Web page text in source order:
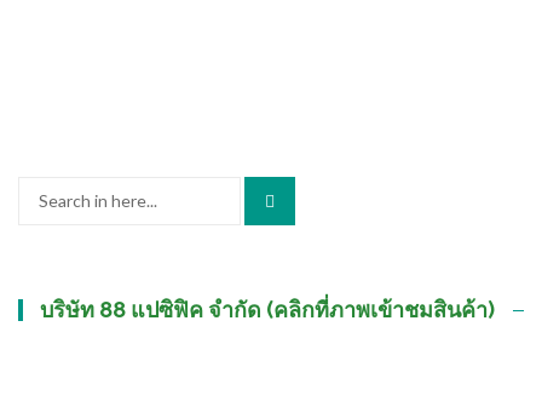
บริษัท 88 แปซิฟิค จำกัด (คลิกที่ภาพเข้าชมสินค้า)